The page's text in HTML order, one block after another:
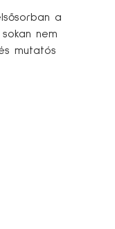
a
nem
mutatós